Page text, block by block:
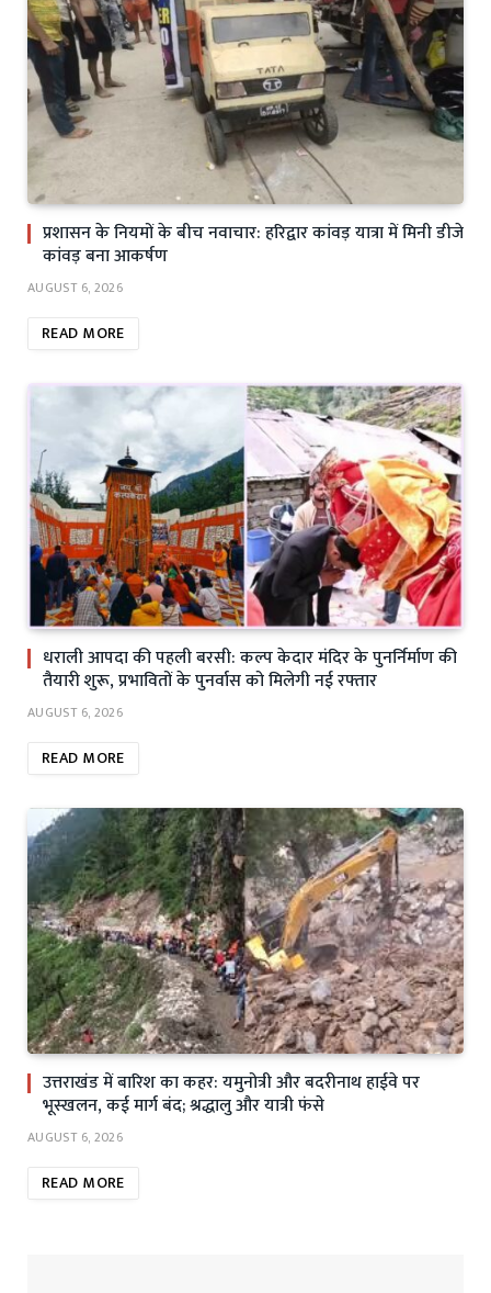
प्रशासन के नियमों के बीच नवाचार: हरिद्वार कांवड़ यात्रा में मिनी डीजे
कांवड़ बना आकर्षण
AUGUST 6, 2026
READ MORE
धराली आपदा की पहली बरसी: कल्प केदार मंदिर के पुनर्निर्माण की
तैयारी शुरू, प्रभावितों के पुनर्वास को मिलेगी नई रफ्तार
AUGUST 6, 2026
READ MORE
उत्तराखंड में बारिश का कहर: यमुनोत्री और बदरीनाथ हाईवे पर
भूस्खलन, कई मार्ग बंद; श्रद्धालु और यात्री फंसे
AUGUST 6, 2026
READ MORE